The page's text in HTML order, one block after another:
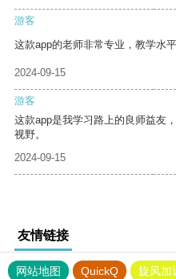
游客
这款app的老师非常专业，教学水
2024-09-15
游客
这款app是我学习路上的良师益友
视野。
2024-09-15
友情链接
网站地图 QuickQ 旋风加